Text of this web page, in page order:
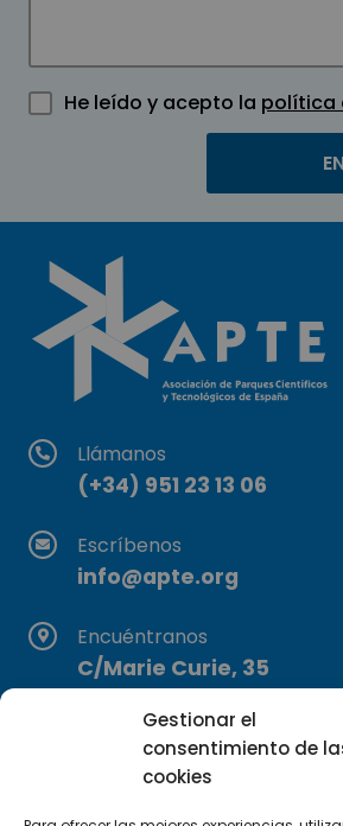
Gestionar el
consentimiento de
cookies
He leído y acepto la política
Llámanos
(+34) 951 23 13 06
Escríbenos
info@apte.org
Encuéntranos
C/Marie Curie, 35